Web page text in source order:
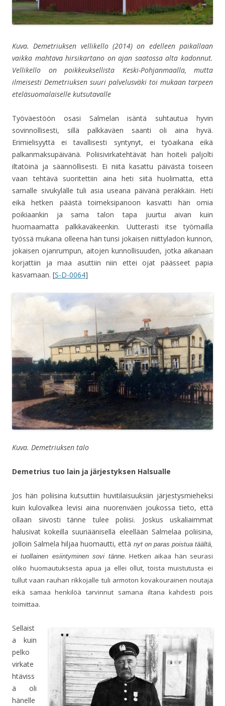
Kuva. Demetriuksen vellikello (2014) on edelleen paikallaan
vaikka mahtava hirsikartano on ajan saatossa alta kadonnut.
Vellikello on poikkeuksellista Keski-Pohjanmaalla, mutta
ilmeisesti Demetriuksen suuri palvelusväki toi mukaan tarpeen
eteläsuomalaiselle kutsutavalle
Työväestöön osasi Salmelan isäntä suhtautua hyvin
sovinnollisesti, sillä palkkaväen saanti oli aina hyvä.
Erimielisyyttä ei tavallisesti syntynyt, ei työaikana eikä
palkanmaksupäivänä. Poliisivirkatehtävät hän hoiteli paljolti
iltatöinä ja säännöllisesti. Ei niitä kasattu päivästä toiseen
vaan tehtävä suoritettiin aina heti siitä huolimatta, että
samalle sivukylälle tuli asia useana päivänä peräkkäin. Heti
eikä hetken päästä toimeksipanoon kasvatti hän omia
poikiaankin ja sama talon tapa juurtui aivan kuin
huomaamatta palkkaväkeenkin. Uutterasti itse työmailla
työssä mukana olleena hän tunsi jokaisen niittyladon kunnon,
jokaisen ojanrumpun, aitojen kunnollisuuden, jotka aikanaan
korjattiin ja maa asuttiin niin ettei ojat päässeet papia
kasvamaan. [S-D-0064]
Kuva. Demetriuksen talo
Demetrius tuo lain ja järjestyksen Halsualle
Jos hän poliisina kutsuttiin huvitilaisuuksiin järjestysmieheksi
kuin kulovalkea levisi aina nuorenväen joukossa tieto, että
ollaan siivosti tänne tulee poliisi. Joskus uskaliaimmat
halusivat kokeilla suuriäänisellä eleellään Salmelaa poliisina,
jolloin Salmela hiljaa huomautti, että nyt on paras poistua täältä,
ei tuollainen esiintyminen sovi tänne. Hetken aikaa hän seurasi
oliko huomautuksesta apua ja ellei ollut, toista muistutusta ei
tullut vaan rauhan rikkojalle tuli armoton kovakourainen noutaja
eikä samaa henkilöä tarvinnut samana iltana kahdesti pois
toimittaa.
Sellaist
a kuin
pelko
virkate
htäviss
ä oli
hänelle